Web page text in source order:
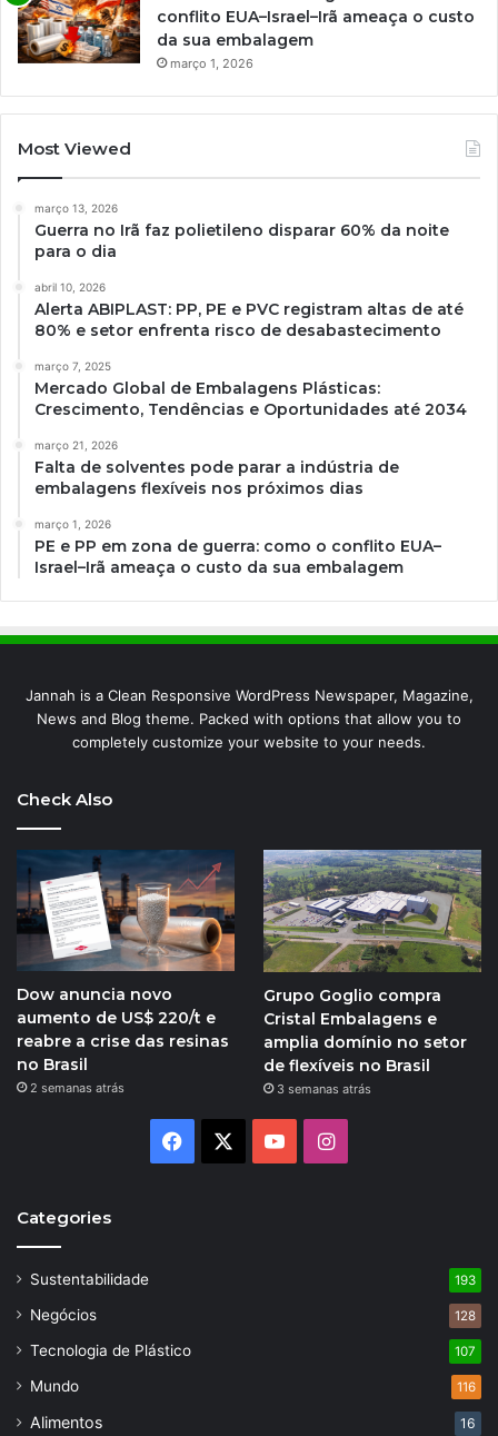
conflito EUA–Israel–Irã ameaça o custo
da sua embalagem
março 1, 2026
Most Viewed
março 13, 2026
Guerra no Irã faz polietileno disparar 60% da noite
para o dia
abril 10, 2026
Alerta ABIPLAST: PP, PE e PVC registram altas de até
80% e setor enfrenta risco de desabastecimento
março 7, 2025
Mercado Global de Embalagens Plásticas:
Crescimento, Tendências e Oportunidades até 2034
março 21, 2026
Falta de solventes pode parar a indústria de
embalagens flexíveis nos próximos dias
março 1, 2026
PE e PP em zona de guerra: como o conflito EUA–
Israel–Irã ameaça o custo da sua embalagem
Jannah is a Clean Responsive WordPress Newspaper, Magazine,
News and Blog theme. Packed with options that allow you to
completely customize your website to your needs.
Check Also
Dow anuncia novo
aumento de US$ 220/t e
reabre a crise das resinas
no Brasil
2 semanas atrás
Grupo Goglio compra
Cristal Embalagens e
amplia domínio no setor
de flexíveis no Brasil
3 semanas atrás
Facebook YouTubeInstagram
Categories
Sustentabilidade 193
Negócios 128
Tecnologia de Plástico 107
Mundo 116
Alimentos 16